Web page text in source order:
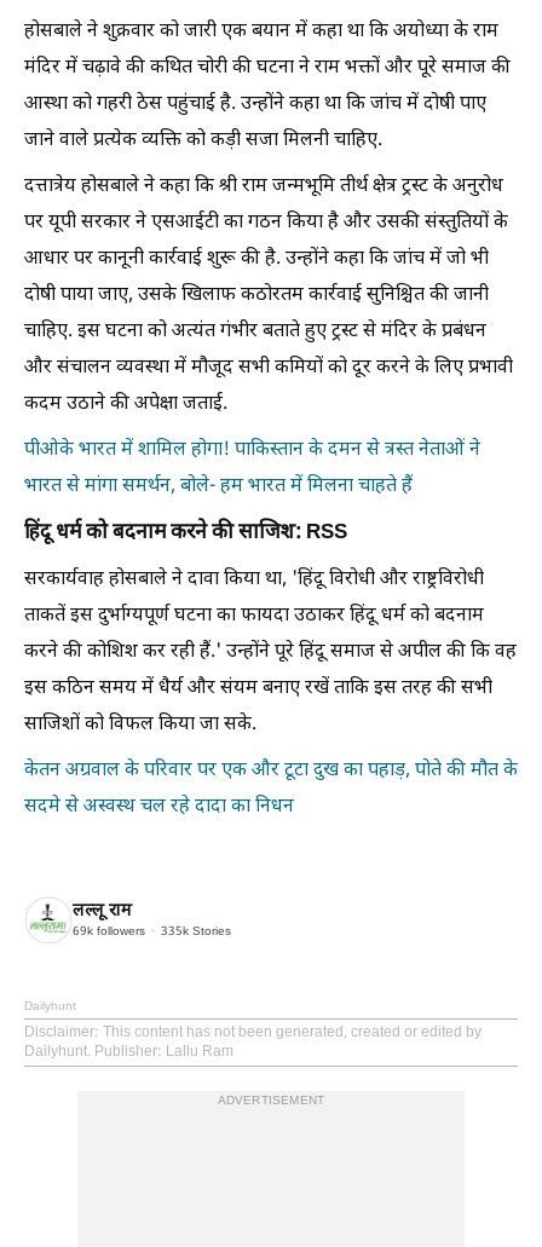
होसबाले ने शुक्रवार को जारी एक बयान में कहा था कि अयोध्या के राम
मंदिर में चढ़ावे की कथित चोरी की घटना ने राम भक्तों और पूरे समाज की
आस्था को गहरी ठेस पहुंचाई है. उन्होंने कहा था कि जांच में दोषी पाए
जाने वाले प्रत्येक व्यक्ति को कड़ी सजा मिलनी चाहिए.
दत्तात्रेय होसबाले ने कहा कि श्री राम जन्मभूमि तीर्थ क्षेत्र ट्रस्ट के अनुरोध
पर यूपी सरकार ने एसआईटी का गठन किया है और उसकी संस्तुतियों के
आधार पर कानूनी कार्रवाई शुरू की है. उन्होंने कहा कि जांच में जो भी
दोषी पाया जाए, उसके खिलाफ कठोरतम कार्रवाई सुनिश्चित की जानी
चाहिए. इस घटना को अत्यंत गंभीर बताते हुए ट्रस्ट से मंदिर के प्रबंधन
और संचालन व्यवस्था में मौजूद सभी कमियों को दूर करने के लिए प्रभावी
कदम उठाने की अपेक्षा जताई.
पीओके भारत में शामिल होगा! पाकिस्तान के दमन से त्रस्त नेताओं ने
भारत से मांगा समर्थन, बोले- हम भारत में मिलना चाहते हैं
हिंदू धर्म को बदनाम करने की साजिश: RSS
सरकार्यवाह होसबाले ने दावा किया था, 'हिंदू विरोधी और राष्ट्रविरोधी
ताकतें इस दुर्भाग्यपूर्ण घटना का फायदा उठाकर हिंदू धर्म को बदनाम
करने की कोशिश कर रही हैं.' उन्होंने पूरे हिंदू समाज से अपील की कि वह
इस कठिन समय में धैर्य और संयम बनाए रखें ताकि इस तरह की सभी
साजिशों को विफल किया जा सके.
केतन अग्रवाल के परिवार पर एक और टूटा दुख का पहाड़, पोते की मौत के
सदमे से अस्वस्थ चल रहे दादा का निधन
लल्लू राम
69k followers 335k Stories
Dailyhunt
Disclaimer: This content has not been generated, created or edited by
Dailyhunt. Publisher: Lallu Ram
ADVERTISEMENT